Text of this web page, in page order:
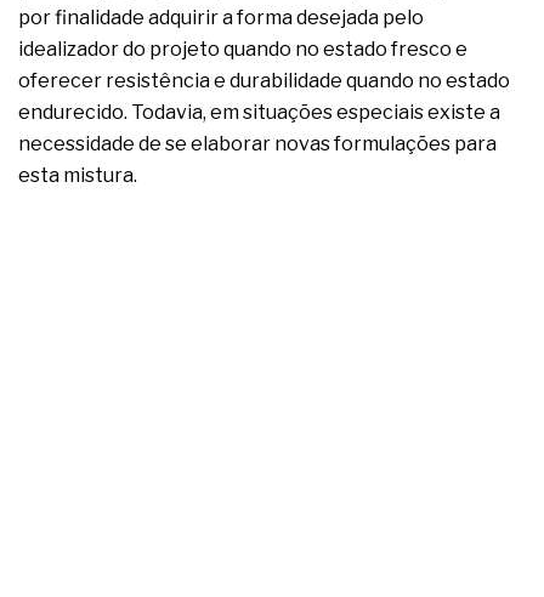
por finalidade adquirir a forma desejada pelo
idealizador do projeto quando no estado fresco e
oferecer resistência e durabilidade quando no estado
endurecido. Todavia, em situações especiais existe a
necessidade de se elaborar novas formulações para
esta mistura.